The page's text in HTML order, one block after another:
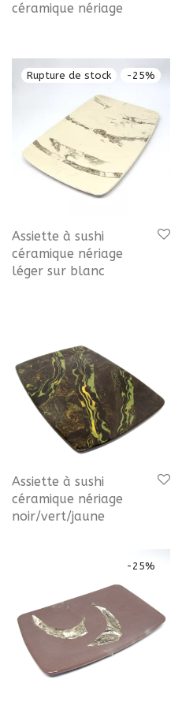
céramique nériage
- 25%
Assiette à sushi
céramique nériage
léger sur blanc
Assiette à sushi
céramique nériage
noir/vert/jaune
- 25%